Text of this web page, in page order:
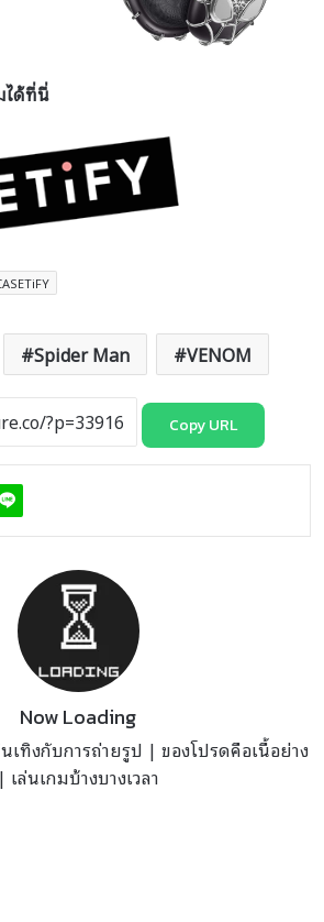
ได้ที่นี่
Spider Man VENOM
Copy URL
Now Loading
ทิงกับการถ่ายรูป | ของโปรดคือเนื้อย่าง
| เล่นเกมบ้างบางเวลา